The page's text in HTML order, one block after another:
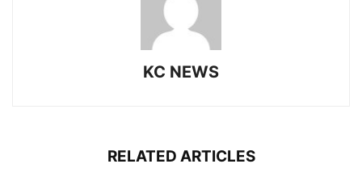
KC NEWS
RELATED ARTICLES